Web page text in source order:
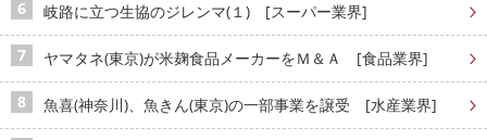
岐路に立つ生協のジレンマ(１) [スーパー業界]
ヤマタネ(東京)が米麹食品メーカーをＭ＆Ａ [食品業界]
魚喜(神奈川)、魚きん(東京)の一部事業を譲受 [水産業界]